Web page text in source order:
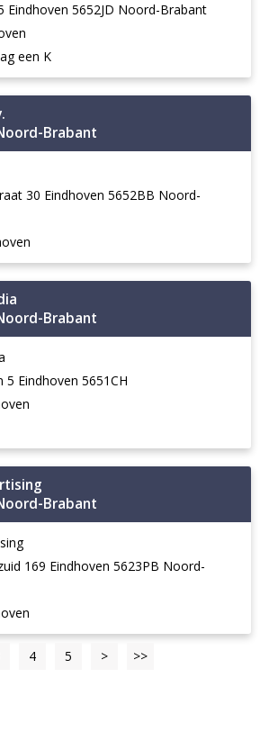
Eindhoven 5652JD Noord-Brabant
een K
Brabant
30 Eindhoven 5652BB Noord-
Brabant
5 Eindhoven 5651CH
Brabant
169 Eindhoven 5623PB Noord-
4 5 > >>